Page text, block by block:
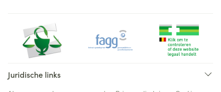
Juridische links